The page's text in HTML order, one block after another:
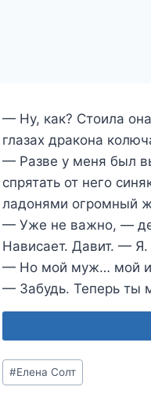
— Ну, как? Стоила
глазах дракона
— Разве у меня был
спрятать от него
ладонями огромный
— Уже не важно, —
Нависает. Давит. —
— Но мой муж… мой
— Забудь. Теперь ты
Метки
записи:
#Елена Солт